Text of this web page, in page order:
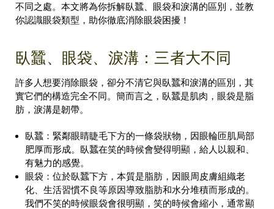
不同之處。本文將為你拆解臥蠶、眼袋和淚溝的區別，並教
你認識眼袋類型，助你徹底消除眼袋困擾！
臥蠶、眼袋、淚溝：三者大不同
許多人想要消除眼袋，卻分不清它與臥蠶和淚溝的區別，其
實它們的構造完全不同。簡而言之，臥蠶是肌肉，眼袋是脂
肪，淚溝是韌帶。
臥蠶：緊鄰眼睛睫毛下方的一條袋狀物，因眼輪匝肌局部
肥厚而形成。臥蠶在笑的時候會變得明顯，給人以親和、
有魅力的感覺。
眼袋：位於臥蠶下方，本質是脂肪，因眼周皮膚組織老
化、生活習慣不良等原因導致脂肪和水分堆積而形成的。
我們不笑的時候眼袋會很明顯，笑的時候會縮小，通常顯